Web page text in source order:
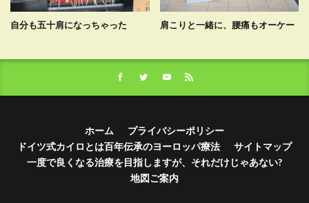
自分も五十肩になっちゃった 肩こりと一緒に、腰痛もオーケー
ホーム
プライバシーポリシー
ドイツ式カイロとは百年伝承のヨーロッパ療法
サイトマップ
一度で良くなる治療を目指しますが、それだけじゃあない?
地図ご案内